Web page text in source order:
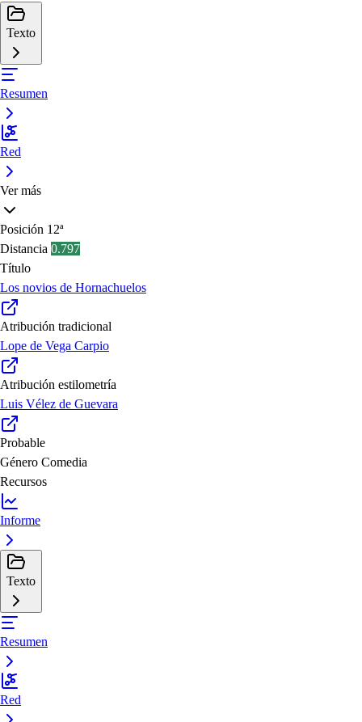
Texto
Resumen
Red
Ver más
Posición 12ª
Distancia 0.797
Título
Los novios de Hornachuelos
Atribución tradicional
Lope de Vega Carpio
Atribución estilometría
Luis Vélez de Guevara
Probable
Género Comedia
Recursos
Informe
Texto
Resumen
Red